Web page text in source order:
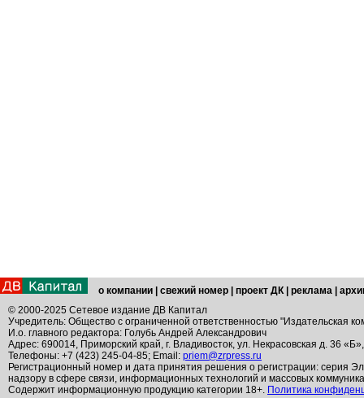
о компании свежий номер проект ДК реклама
© 2000-2025 Сетевое издание ДВ Капитал
Учредитель: Общество с ограниченной ответственностью "Издательская
И.о. главного редактора: Голубь Андрей Александрович
Адрес: 690014, Приморский край, г. Владивосток, ул. Некрасовская д. 36
Телефоны: +7 (423) 245-04-85; Email: priem@zrpress.ru
Регистрационный номер и дата принятия решения о регистрации: серия
надзору в сфере связи, информационных технологий и массовых
Содержит информационную продукцию категории 18+. Политика